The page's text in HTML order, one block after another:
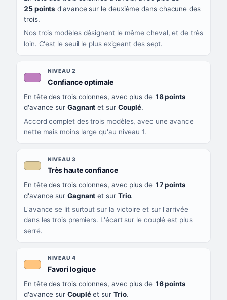
CE QUE CELA VOUS DIT
25 points d'avance sur le deuxième dans chacune des
trois.
Nos trois modèles désignent le même cheval, et de très
loin. C'est le seuil le plus exigeant des sept.
NIVEAU 2
Confiance optimale, couleur mauve
En tête des trois colonnes, avec plus de 18 points
d'avance sur Gagnant et sur Couplé.
Accord complet des trois modèles, avec une avance
nette mais moins large qu'au niveau 1.
NIVEAU 3
Très haute confiance, couleur beige
En tête des trois colonnes, avec plus de 17 points
d'avance sur Gagnant et sur Trio.
L'avance se lit surtout sur la victoire et sur l'arrivée
dans les trois premiers. L'écart sur le couplé est plus
serré.
NIVEAU 4
Favori logique, couleur orange clair
En tête des trois colonnes, avec plus de 16 points
d'avance sur Coupléet sur Trio.